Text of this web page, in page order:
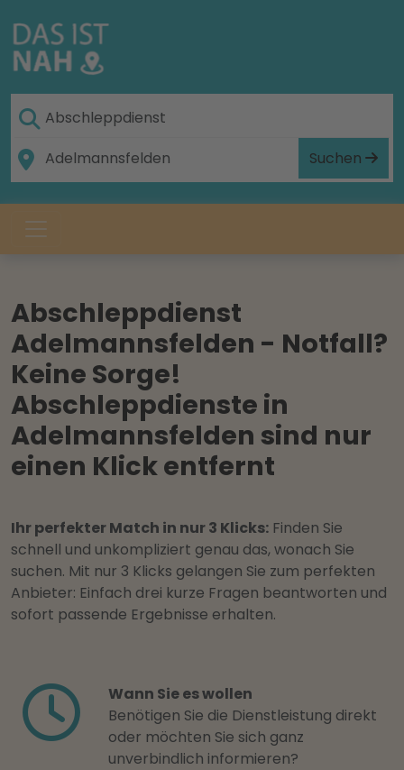
Suchen
Abschleppdienst
Adelmannsfelden - Notfall?
Keine Sorge!
Abschleppdienste in
Adelmannsfelden sind nur
einen Klick entfernt
Ihr perfekter Match in nur 3 Klicks: Finden Sie
schnell und unkompliziert genau das, wonach Sie
suchen. Mit nur 3 Klicks gelangen Sie zum perfekten
Anbieter: Einfach drei kurze Fragen beantworten und
sofort passende Ergebnisse erhalten.
Wann Sie es wollen
Benötigen Sie die Dienstleistung direkt
oder möchten Sie sich ganz
unverbindlich informieren?